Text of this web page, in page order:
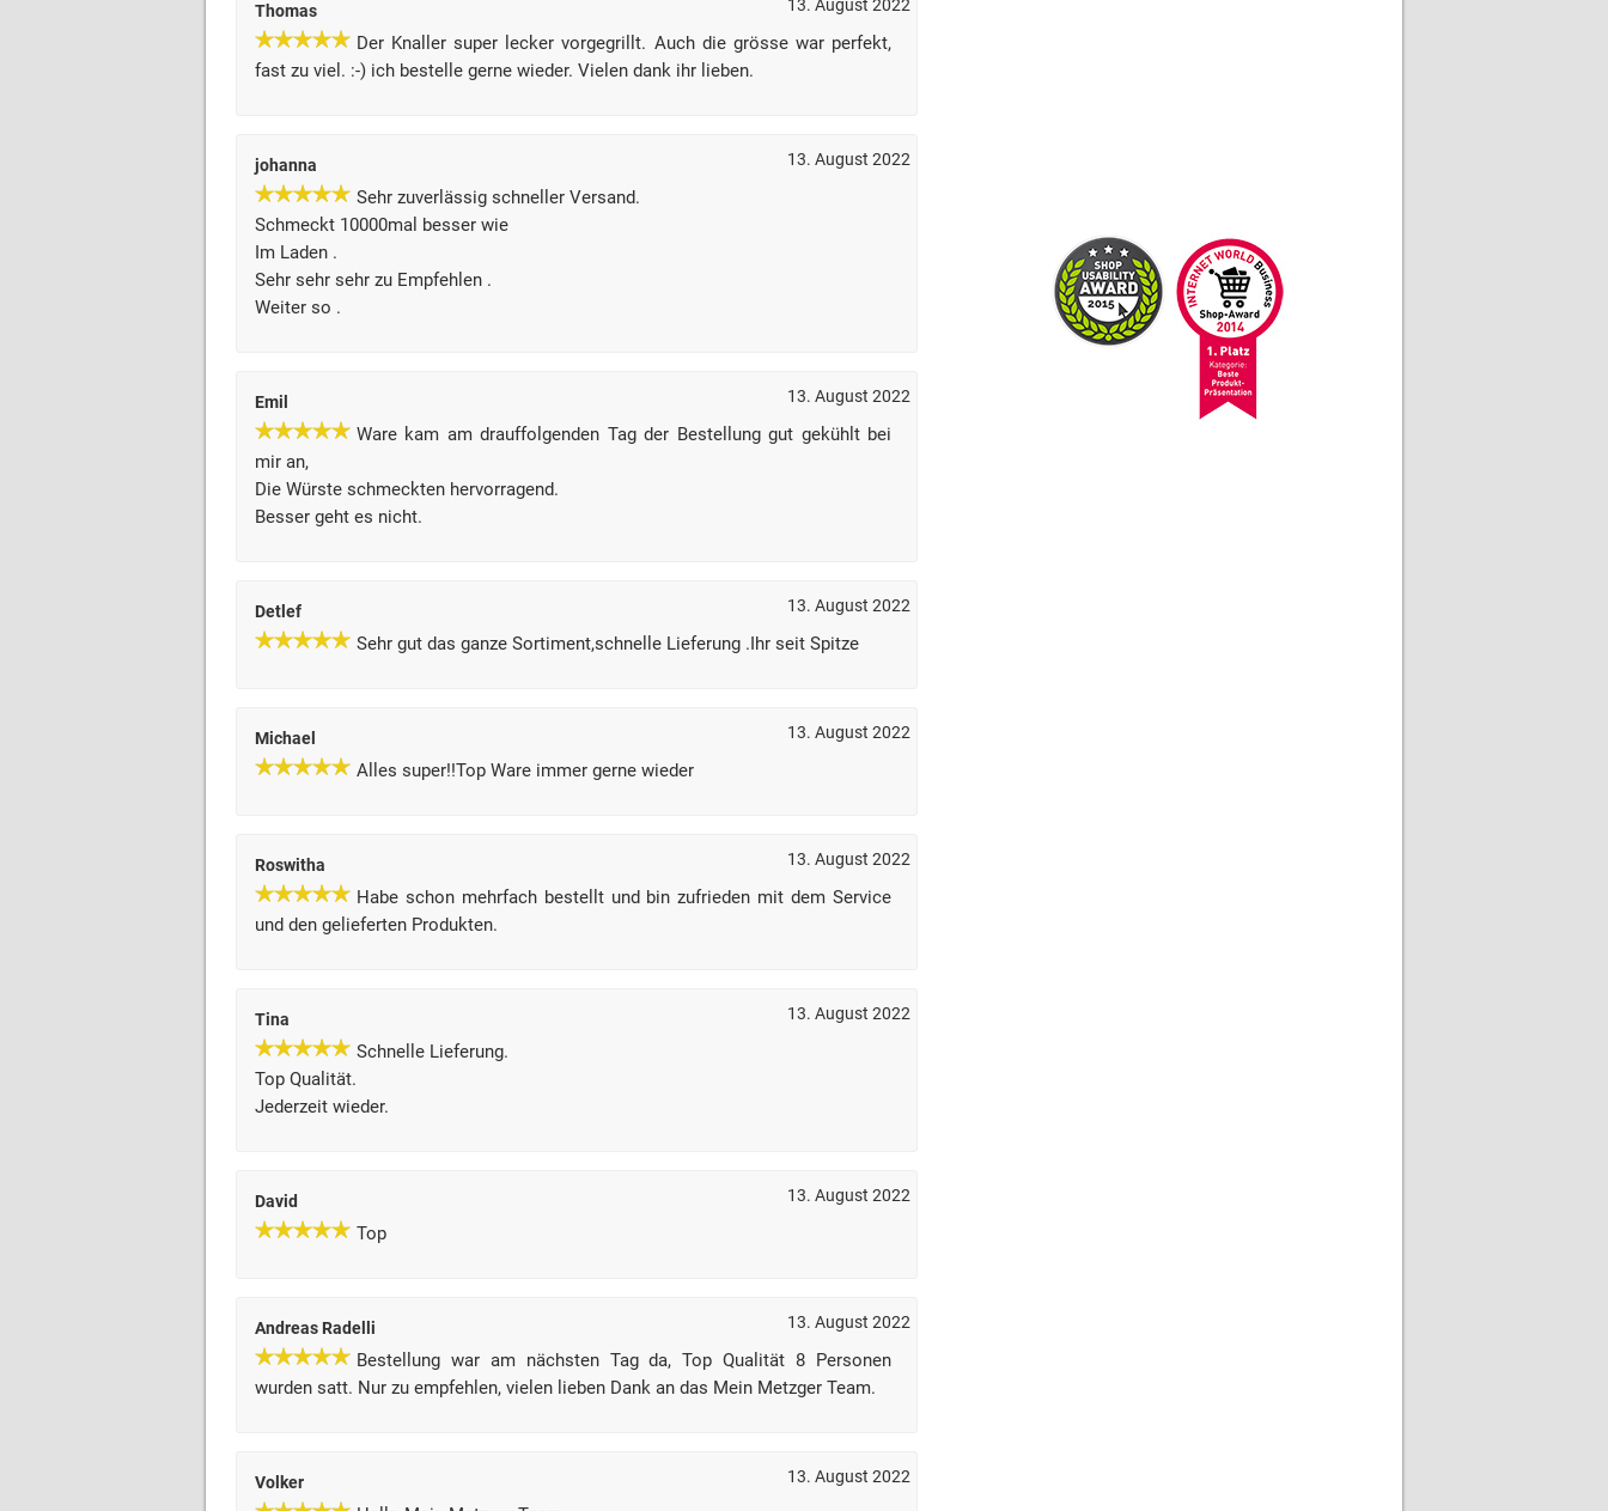
Thomas 13. August 2022
Der Knaller super lecker vorgegrillt. Auch die grösse war perfekt,
fast zu viel. :-) ich bestelle gerne wieder. Vielen dank ihr lieben.
johanna 13. August 2022
Sehr zuverlässig schneller Versand.
Schmeckt 10000mal besser wie
Im Laden .
Sehr sehr sehr zu Empfehlen .
Weiter so .
Emil 13. August 2022
Ware kam am drauffolgenden Tag der Bestellung gut gekühlt bei
mir an,
Die Würste schmeckten hervorragend.
Besser geht es nicht.
Detlef 13. August 2022
Sehr gut das ganze Sortiment,schnelle Lieferung .Ihr seit Spitze
Michael 13. August 2022
Alles super!!Top Ware immer gerne wieder
Roswitha 13. August 2022
Habe schon mehrfach bestellt und bin zufrieden mit dem Service
und den gelieferten Produkten.
Tina 13. August 2022
Schnelle Lieferung.
Top Qualität.
Jederzeit wieder.
David 13. August 2022
Top
Andreas Radelli 13. August 2022
Bestellung war am nächsten Tag da, Top Qualität 8 Personen
wurden satt. Nur zu empfehlen, vielen lieben Dank an das Mein Metzger Team.
Volker 13. August 2022